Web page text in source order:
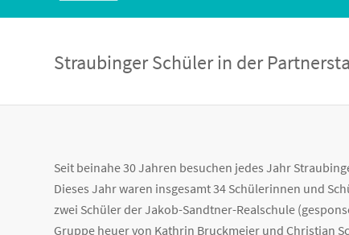
Straubinger Schüler in der
Seit beinahe 30 Jahren besuchen jedes Jahr
Dieses Jahr waren insgesamt 34 Schülerinnen und
zwei Schüler der Jakob-Sandtner-Realschule
Gruppe heuer von Kathrin Bruckmeier und Christian